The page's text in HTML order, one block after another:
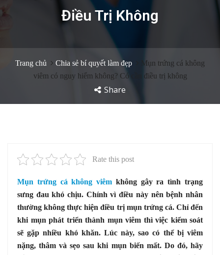
Điều Trị Không
Trang chủ Chia sẻ bí quyết làm đẹp
Mụn trứng cá không
viêm có nguy hiểm không? Có cần điều trị không
Share
Rate this post
Mụn trứng cá không viêm không gây ra tình trạng
sưng đau khó chịu. Chính vì điều này nên bệnh nhân
thường không thực hiện điều trị mụn trứng cá. Chỉ đến
khi mụn phát triển thành mụn viêm thì việc kiểm soát
sẽ gặp nhiều khó khăn. Lúc này, sao có thể bị viêm
nặng, thâm và sẹo sau khi mụn biến mất. Do đó, hãy